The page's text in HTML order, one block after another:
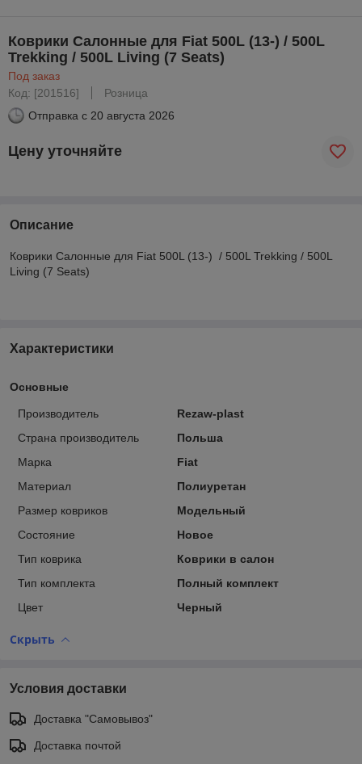
Коврики Салонные для Fiat 500L (13-) / 500L
Trekking / 500L Living (7 Seats)
Под заказ
Код: [201516]
Розница
Отправка с 20 августа 2026
Цену уточняйте
Описание
Коврики Салонные для Fiat 500L (13-) / 500L Trekking / 500L
Living (7 Seats)
Характеристики
Основные
Производитель
Rezaw-plast
Страна производитель
Польша
Марка
Fiat
Материал
Полиуретан
Размер ковриков
Модельный
Состояние
Новое
Тип коврика
Коврики в салон
Тип комплекта
Полный комплект
Цвет
Черный
Скрыть
Условия доставки
Доставка "Самовывоз"
Доставка почтой